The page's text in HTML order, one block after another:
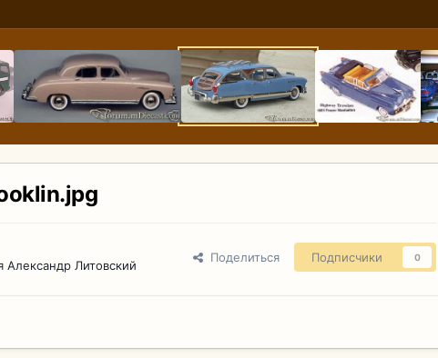
Александр Литовский
Поделиться Подписчики 0